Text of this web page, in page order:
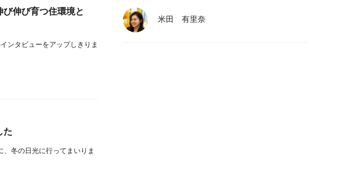
伸び育つ住環境と
ンタビューをアップしきりま
た
冬の日光に行ってまいりま
米田 有里奈